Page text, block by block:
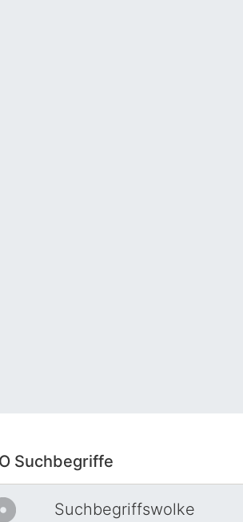
Suchbegriffe
Suchbegriffswolke